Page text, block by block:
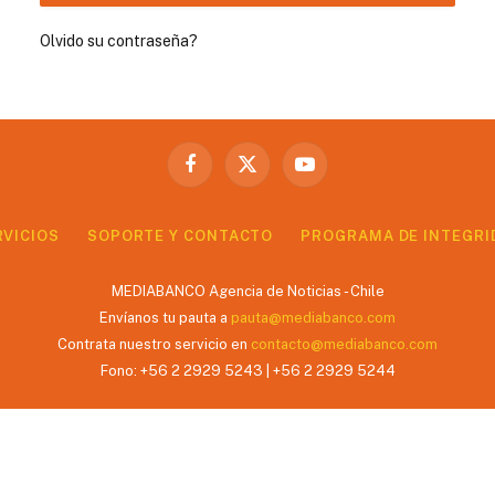
Olvido su contraseña?
Facebook
X
YouTube
SOPORTE Y CONTACTO PROGRAMA DE
MEDIABANCO Agencia de Noticias - Chile
Envíanos tu pauta a pauta@mediabanco.com
Contrata nuestro servicio en contacto@mediabanco.com
Fono: +56 2 2929 5243 | +56 2 2929 5244